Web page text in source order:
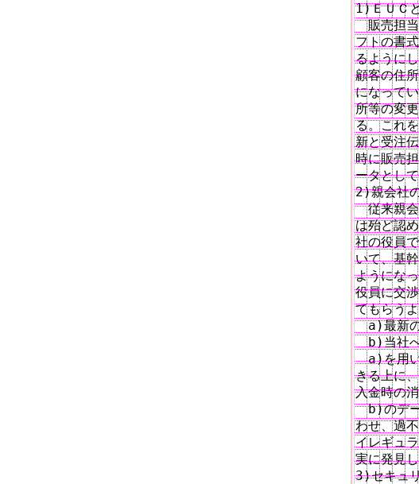
1)ＥＵＣ
販売担当
フトの書
るように
顧客の住
になって
所等の変
る。これ
新と受注
時に販売
ータとし
2)親会社
従来親会
は殆ど認
社の役員
いて、基
ようにな
役員に交
てもらう
a)最新の
b)当社へ
a)を用い
きる上に
入金時の
b)のデー
わせ、過
イレギュ
実に発見
3)セキュ